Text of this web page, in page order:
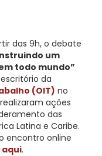
das 9h, o debate
um
todo mundo”
da
(OIT) no
realizaram ações
das
Latina e Caribe.
encontro online
.